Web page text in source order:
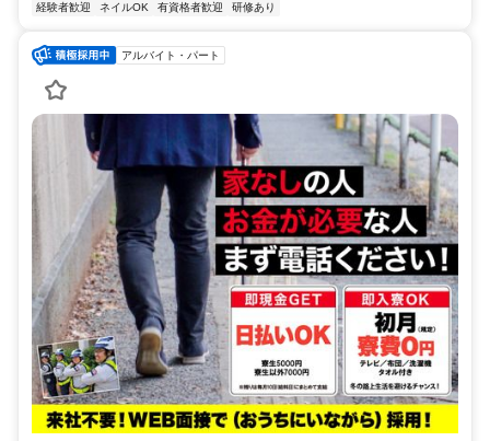
経験者歓迎
ネイルOK 有資格者歓迎 研修あり
アルバイト・パート